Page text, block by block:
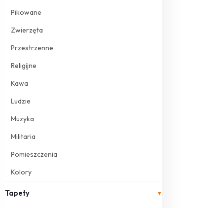
Pikowane
Zwierzęta
Przestrzenne
Religijne
Kawa
Ludzie
Muzyka
Militaria
Pomieszczenia
Kolory
Tapety ▾